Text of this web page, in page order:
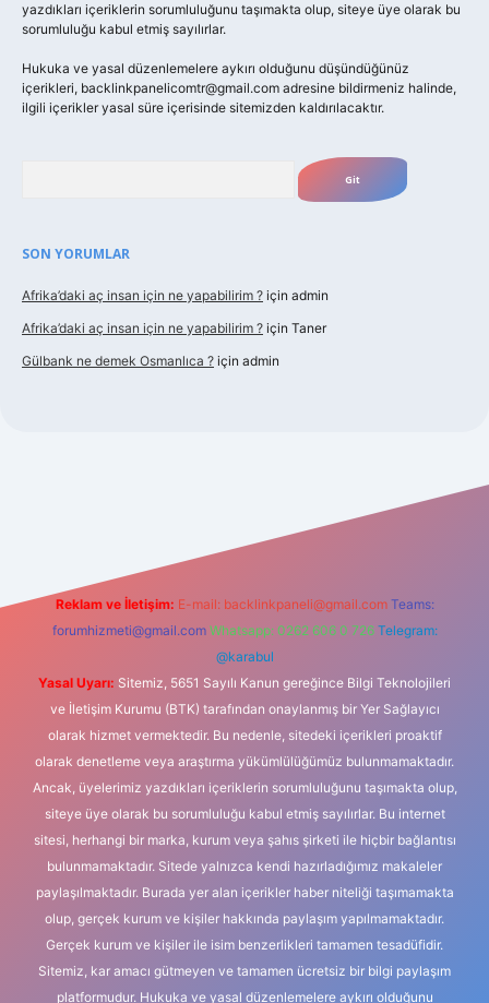
yazdıkları içeriklerin sorumluluğunu taşımakta olup, siteye üye olarak bu
sorumluluğu kabul etmiş sayılırlar.
Hukuka ve yasal düzenlemelere aykırı olduğunu düşündüğünüz
içerikleri, backlinkpanelicomtr@gmail.com adresine bildirmeniz halinde,
ilgili içerikler yasal süre içerisinde sitemizden kaldırılacaktır.
SON YORUMLAR
Afrika’daki aç insan için ne yapabilirim ? için admin
Afrika’daki aç insan için ne yapabilirim ? için Taner
Gülbank ne demek Osmanlıca ? için admin
Reklam ve İletişim: E-mail: backlinkpaneli@gmail.com Teams:
forumhizmeti@gmail.com Whatsapp: 0262 606 0 726 Telegram:
@karabul
Yasal Uyarı: Sitemiz, 5651 Sayılı Kanun gereğince Bilgi Teknolojileri
ve İletişim Kurumu (BTK) tarafından onaylanmış bir Yer Sağlayıcı
olarak hizmet vermektedir. Bu nedenle, sitedeki içerikleri proaktif
olarak denetleme veya araştırma yükümlülüğümüz bulunmamaktadır.
Ancak, üyelerimiz yazdıkları içeriklerin sorumluluğunu taşımakta olup,
siteye üye olarak bu sorumluluğu kabul etmiş sayılırlar. Bu internet
sitesi, herhangi bir marka, kurum veya şahıs şirketi ile hiçbir bağlantısı
bulunmamaktadır. Sitede yalnızca kendi hazırladığımız makaleler
paylaşılmaktadır. Burada yer alan içerikler haber niteliği taşımamakta
olup, gerçek kurum ve kişiler hakkında paylaşım yapılmamaktadır.
Gerçek kurum ve kişiler ile isim benzerlikleri tamamen tesadüfidir.
Sitemiz, kar amacı gütmeyen ve tamamen ücretsiz bir bilgi paylaşım
platformudur. Hukuka ve yasal düzenlemelere aykırı olduğunu